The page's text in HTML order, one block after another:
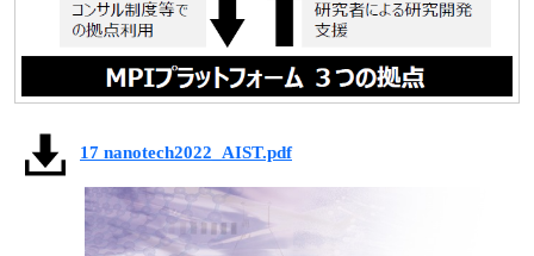
17 nanotech2022_AIST.pdf